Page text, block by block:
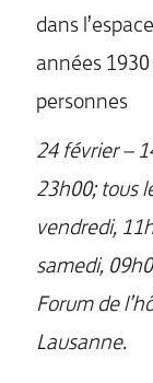
dans
années
personnes
24 février –
23h00; tous
vendredi,
samedi,
Forum de
Lausanne.